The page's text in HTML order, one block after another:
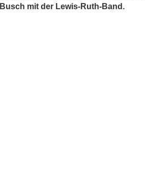
mit der Lewis-Ruth-Band.